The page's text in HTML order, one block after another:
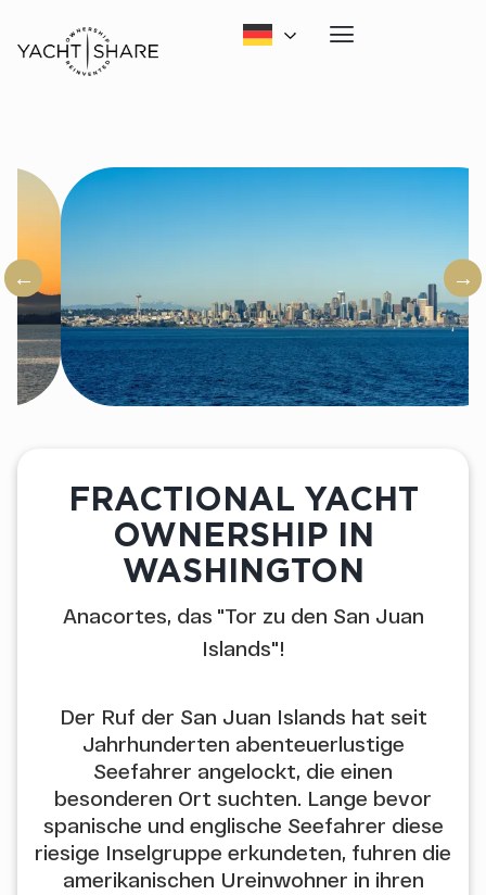
FRACTIONAL YACHT
OWNERSHIP IN
WASHINGTON
Anacortes, das "Tor zu den San Juan
Islands"!
Der Ruf der San Juan Islands hat seit
Jahrhunderten abenteuerlustige
Seefahrer angelockt, die einen
besonderen Ort suchten. Lange bevor
spanische und englische Seefahrer diese
riesige Inselgruppe erkundeten, fuhren die
amerikanischen Ureinwohner in ihren